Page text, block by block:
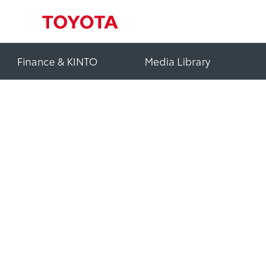
Finance & KINTO Media Library